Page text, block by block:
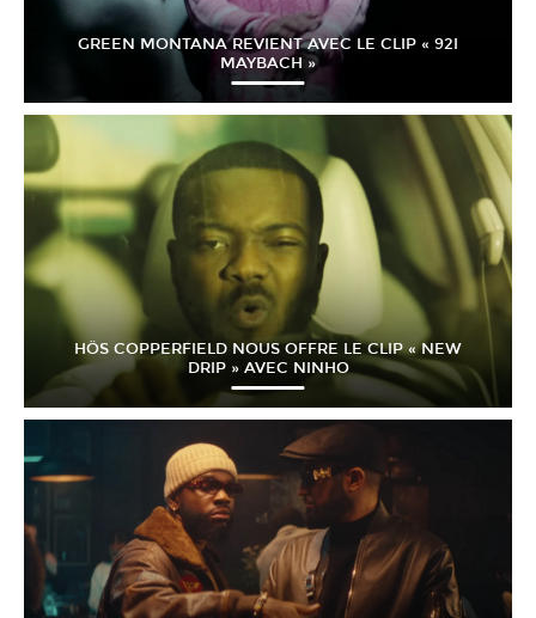
GREEN MONTANA REVIENT AVEC LE CLIP « 92I
MAYBACH »
HÖS COPPERFIELD NOUS OFFRE LE CLIP « NEW
DRIP » AVEC NINHO